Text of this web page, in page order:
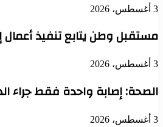
3 أغسطس، 2026
مستقبل وطن يتابع تنفيذ
3 أغسطس، 2026
الصحة: إصابة واحدة فقط جراء
3 أغسطس، 2026